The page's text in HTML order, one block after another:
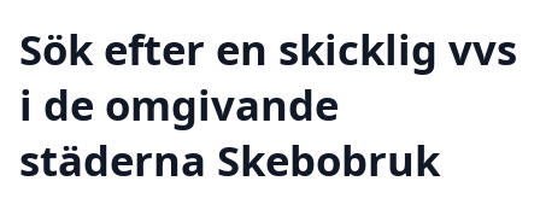
Sök efter en skicklig vvs
i de omgivande
städerna Skebobruk